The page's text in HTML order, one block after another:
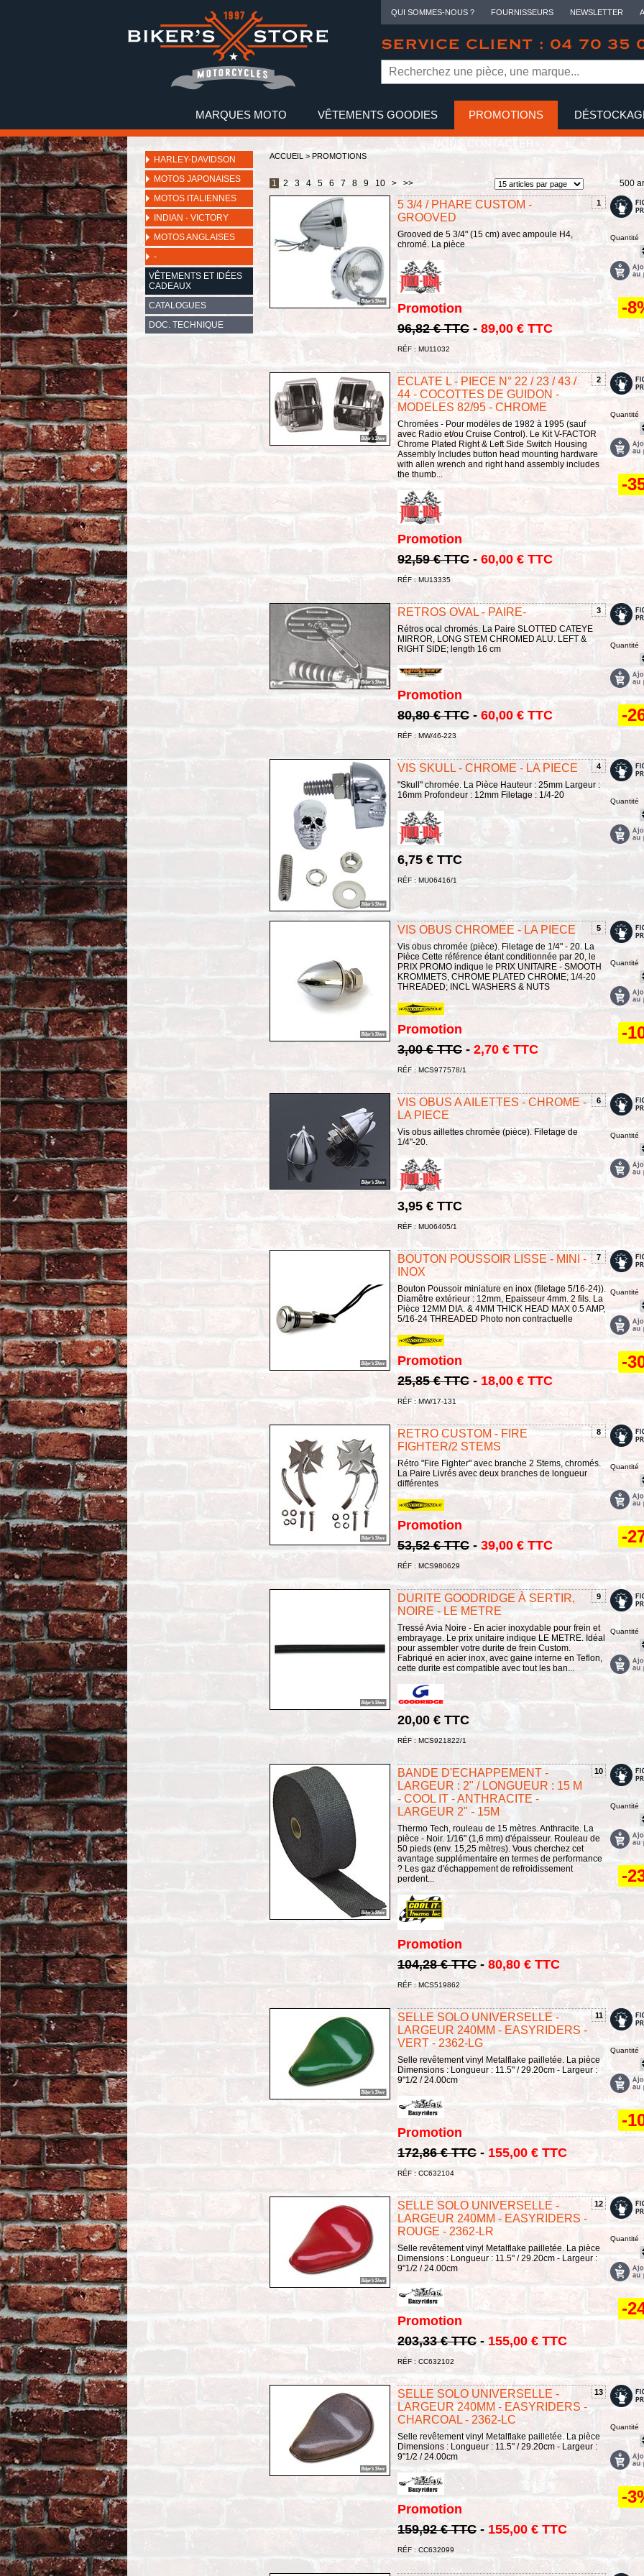
QUI SOMMES-NOUS ? FOURNISSEURS NEWSLETTER
SERVICE CLIENT : 04 70 35
MARQUES MOTO VÊTEMENTS GOODIES PROMOTIONS
NOUS CONTACTER
HARLEY-DAVIDSON
MOTOS JAPONAISES
MOTOS ITALIENNES
INDIAN - VICTORY
MOTOS ANGLAISES
-
VÊTEMENTS ET IDÉES
CADEAUX
CATALOGUES
DOC. TECHNIQUE
ACCUEIL > PROMOTIONS
500
1 2 3 4 5 6 7 8 9 10 > >>
1
5 3/4 / PHARE CUSTOM -
GROOVED
Grooved de 5 3/4" (15 cm) avec ampoule H4,
chromé. La pièce
Promotion
96,82 € TTC - 89,00 € TTC
RÉF : MU11032
Quantité
-
2
ECLATE L - PIECE N° 22 / 23 / 43 /
44 - COCOTTES DE GUIDON -
MODELES 82/95 - CHROME
Chromées - Pour modèles de 1982 à 1995 (sauf
avec Radio et/ou Cruise Control). Le Kit V-FACTOR
Chrome Plated Right & Left Side Switch Housing
Assembly Includes button head mounting hardware
with allen wrench and right hand assembly includes
the thumb...
Promotion
92,59 € TTC - 60,00 € TTC
RÉF : MU13335
Quantité
-
3
RETROS OVAL - PAIRE-
Rétros ocal chromés. La Paire SLOTTED CATEYE
MIRROR, LONG STEM CHROMED ALU. LEFT &
RIGHT SIDE; length 16 cm
Promotion
80,80 € TTC - 60,00 € TTC
RÉF : MW/46-223
Quantité
-
4
VIS SKULL - CHROME - LA PIECE
"Skull" chromée. La Pièce Hauteur : 25mm Largeur :
16mm Profondeur : 12mm Filetage : 1/4-20
6,75 € TTC
RÉF : MU06416/1
Quantité
5
VIS OBUS CHROMEE - LA PIECE
Vis obus chromée (pièce). Filetage de 1/4" - 20. La
Pièce Cette référence étant conditionnée par 20, le
PRIX PROMO indique le PRIX UNITAIRE - SMOOTH
KROMMETS, CHROME PLATED CHROME; 1/4-20
THREADED; INCL WASHERS & NUTS
Promotion
3,00 € TTC - 2,70 € TTC
RÉF : MCS977578/1
Quantité
-
6
VIS OBUS A AILETTES - CHROME -
LA PIECE
Vis obus aillettes chromée (pièce). Filetage de
1/4"-20.
3,95 € TTC
RÉF : MU06405/1
Quantité
7
BOUTON POUSSOIR LISSE - MINI -
INOX
Bouton Poussoir miniature en inox (filetage 5/16-24)).
Diamêtre extérieur : 12mm, Epaisseur 4mm. 2 fils. La
Pièce 12MM DIA. & 4MM THICK HEAD MAX 0.5 AMP,
5/16-24 THREADED Photo non contractuelle
Promotion
25,85 € TTC - 18,00 € TTC
RÉF : MW/17-131
Quantité
-
8
RETRO CUSTOM - FIRE
FIGHTER/2 STEMS
Rétro "Fire Fighter" avec branche 2 Stems, chromés.
La Paire Livrés avec deux branches de longueur
différentes
Promotion
53,52 € TTC - 39,00 € TTC
RÉF : MCS980629
Quantité
-
9
DURITE GOODRIDGE À SERTIR,
NOIRE - LE METRE
Tressé Avia Noire - En acier inoxydable pour frein et
embrayage. Le prix unitaire indique LE METRE. Idéal
pour assembler votre durite de frein Custom.
Fabriqué en acier inox, avec gaine interne en Teflon,
cette durite est compatible avec tout les ban...
20,00 € TTC
RÉF : MCS921822/1
Quantité
10
BANDE D'ECHAPPEMENT -
LARGEUR : 2" / LONGUEUR : 15 M
- COOL IT - ANTHRACITE -
LARGEUR 2" - 15M
Thermo Tech, rouleau de 15 mètres. Anthracite. La
pièce - Noir. 1/16" (1,6 mm) d'épaisseur. Rouleau de
50 pieds (env. 15,25 mètres). Vous cherchez cet
avantage supplémentaire en termes de performance
? Les gaz d'échappement de refroidissement
perdent...
Promotion
104,28 € TTC -80,80 € TTC
RÉF : MCS519862
Quantité
-
11
SELLE SOLO UNIVERSELLE -
LARGEUR 240MM - EASYRIDERS -
VERT - 2362-LG
Selle revêtement vinyl Metalflake pailletée. La pièce
Dimensions : Longueur : 11.5" / 29.20cm - Largeur :
9"1/2 / 24.00cm
Promotion
172,86 € TTC -155,00 € TTC
RÉF : CC632104
Quantité
-
12
SELLE SOLO UNIVERSELLE -
LARGEUR 240MM - EASYRIDERS -
ROUGE - 2362-LR
Selle revêtement vinyl Metalflake pailletée. La pièce
Dimensions : Longueur : 11.5" / 29.20cm - Largeur :
9"1/2 / 24.00cm
Promotion
203,33 € TTC - 155,00 € TTC
RÉF : CC632102
Quantité
-
13
SELLE SOLO UNIVERSELLE -
LARGEUR 240MM - EASYRIDERS -
CHARCOAL - 2362-LC
Selle revêtement vinyl Metalflake pailletée. La pièce
Dimensions : Longueur : 11.5" / 29.20cm - Largeur :
9"1/2 / 24.00cm
Promotion
159,92 € TTC - 155,00 € TTC
RÉF : CC632099
Quantité
-